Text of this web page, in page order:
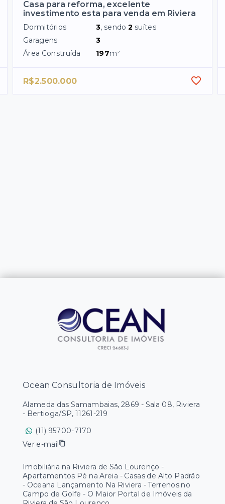
Casa para reforma, excelente
investimento esta para venda em Riviera
Dormitórios 3, sendo2 suítes
Garagens
3
Área Construída
197m²
R$2.500.000
Ocean Consultoria de Imóveis
Alameda das Samambaias, 2869 - Sala 08, Riviera
- Bertioga/SP, 11261-219
(11) 95700-7170
Ver e-mail
Imobiliária na Riviera de São Lourenço -
Apartamentos Pé na Areia - Casas de Alto Padrão
- Oceana Lançamento Na Riviera - Terrenos no
Campo de Golfe - O Maior Portal de Imóveis da